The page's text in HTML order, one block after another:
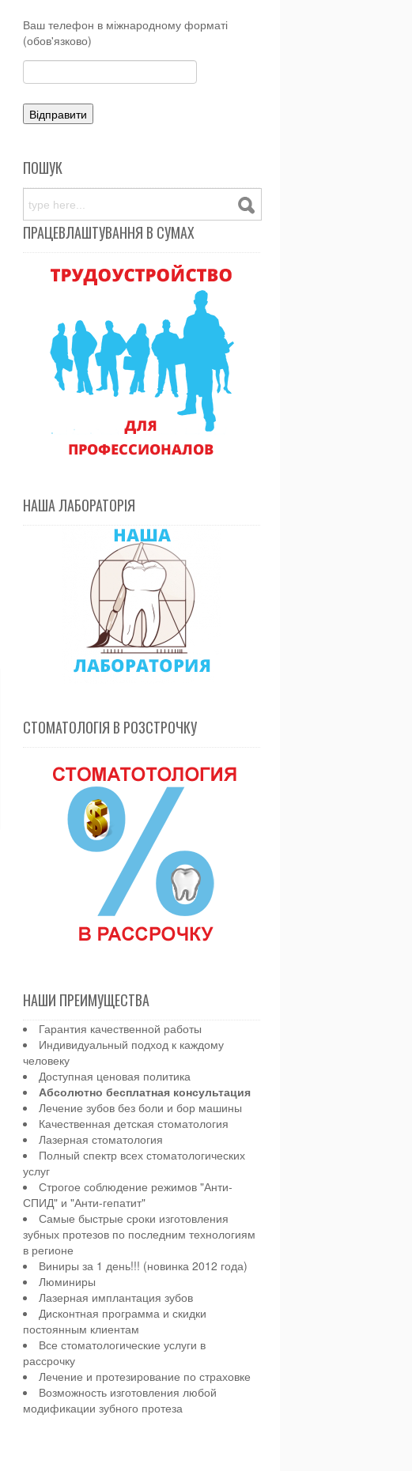
Ваш телефон в міжнародному форматі
(обов'язково)
ПОШУК
ПРАЦЕВЛАШТУВАННЯ В СУМАХ
НАША ЛАБОРАТОРІЯ
СТОМАТОЛОГІЯ В РОЗСТРОЧКУ
НАШИ ПРЕИМУЩЕСТВА
Гарантия качественной работы
Индивидуальный подход к каждому
человеку
Доступная ценовая политика
Абсолютно бесплатная консультация
Лечение зубов без боли и бор машины
Качественная детская стоматология
Лазерная стоматология
Полный спектр всех стоматологических
услуг
Строгое соблюдение режимов "Анти-
СПИД" и "Анти-гепатит"
Самые быстрые сроки изготовления
зубных протезов по последним технологиям
в регионе
Виниры за 1 день!!! (новинка 2012 года)
Люминиры
Лазерная имплантация зубов
Дисконтная программа и скидки
постоянным клиентам
Все стоматологические услуги в
рассрочку
Лечение и протезирование по страховке
Возможность изготовления любой
модификации зубного протеза